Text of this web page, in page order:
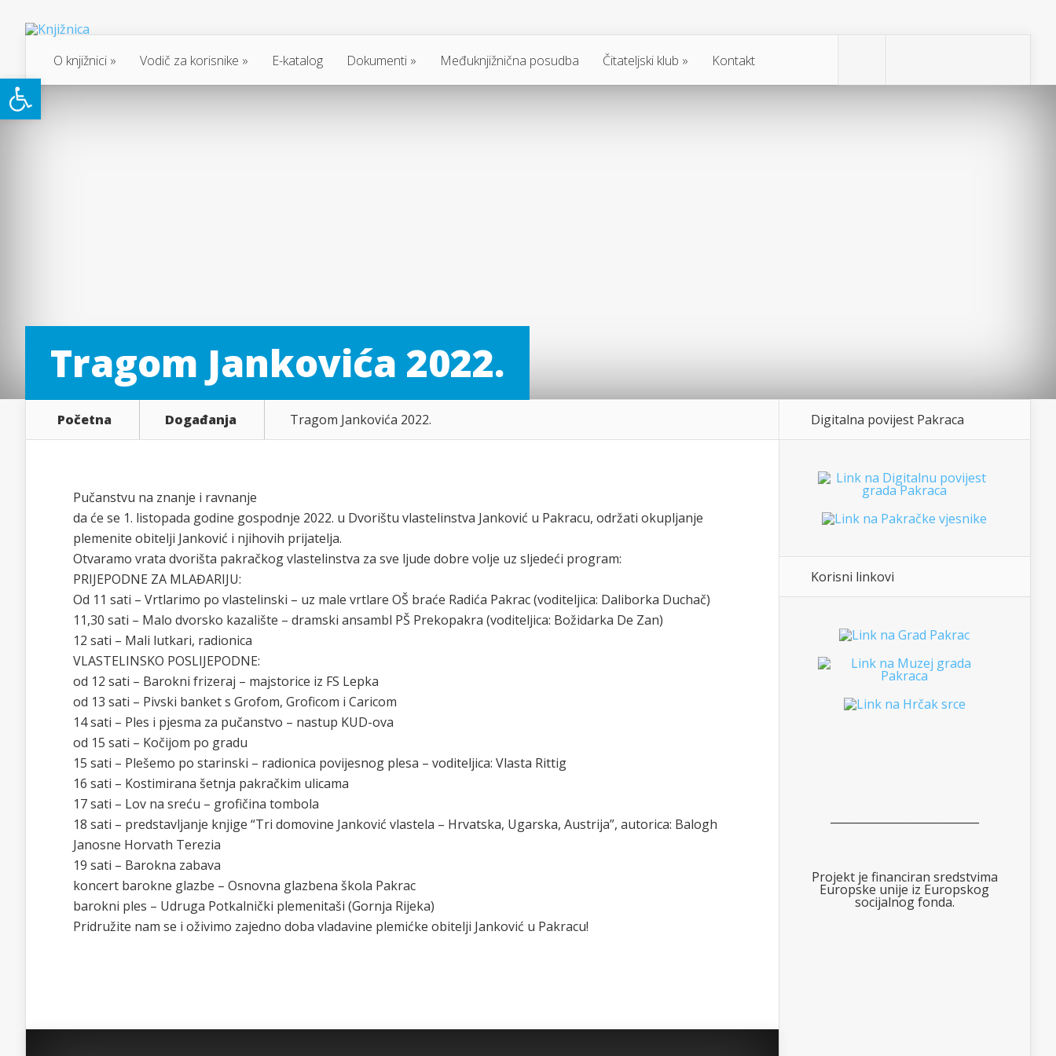
Open toolbar
O knjižnici Vodič za korisnike E-katalog Dokumenti Međuknjižnična posudba Čitateljski klub Kontakt
Tragom Jankovića 2022.
Početna Događanja Tragom Jankovića 2022.
Pučanstvu na znanje i ravnanje
da će se 1. listopada godine gospodnje 2022. u Dvorištu vlastelinstva Janković u Pakracu, održati okupljanje
plemenite obitelji Janković i njihovih prijatelja.
Otvaramo vrata dvorišta pakračkog vlastelinstva za sve ljude dobre volje uz sljedeći program:
PRIJEPODNE ZA MLAĐARIJU:
Od 11 sati – Vrtlarimo po vlastelinski – uz male vrtlare OŠ braće Radića Pakrac (voditeljica: Daliborka Duchač)
11,30 sati – Malo dvorsko kazalište – dramski ansambl PŠ Prekopakra (voditeljica: Božidarka De Zan)
12 sati – Mali lutkari, radionica
VLASTELINSKO POSLIJEPODNE:
od 12 sati – Barokni frizeraj – majstorice iz FS Lepka
od 13 sati – Pivski banket s Grofom, Groficom i Caricom
14 sati – Ples i pjesma za pučanstvo – nastup KUD-ova
od 15 sati – Kočijom po gradu
15 sati – Plešemo po starinski – radionica povijesnog plesa – voditeljica: Vlasta Rittig
16 sati – Kostimirana šetnja pakračkim ulicama
17 sati – Lov na sreću – grofičina tombola
18 sati – predstavljanje knjige “Tri domovine Janković vlastela – Hrvatska, Ugarska, Austrija”, autorica: Balogh
Janosne Horvath Terezia
19 sati – Barokna zabava
koncert barokne glazbe – Osnovna glazbena škola Pakrac
barokni ples – Udruga Potkalnički plemenitaši (Gornja Rijeka)
Pridružite nam se i oživimo zajedno doba vladavine plemićke obitelji Janković u Pakracu!
Digitalna povijest Pakraca
Korisni linkovi
Projekt je financiran sredstvima
Europske unije iz Europskog
socijalnog fonda.